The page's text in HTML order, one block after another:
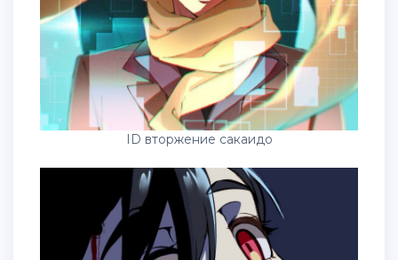
ID вторжение сакаидо